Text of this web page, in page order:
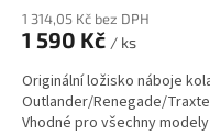
1 314,05 Kč bez DPH
1 590 Kč / ks
Originální ložisko náboje
Outlander/Renegade/
Vhodné pro všechny